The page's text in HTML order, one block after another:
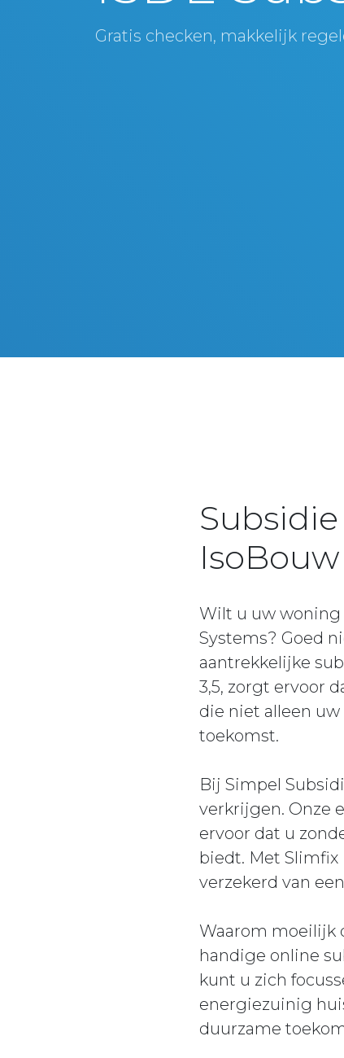
Gratis checken, makkelijk
Wilt u uw woning
Systems? Goed
aantrekkelijke
3,5, zorgt ervoor
die niet alleen
toekomst.
Bij Simpel
verkrijgen. Onze
ervoor dat u
biedt. Met Slimfix
verzekerd van
Waarom moeilijk
handige online
kunt u zich
energiezuinig
duurzame